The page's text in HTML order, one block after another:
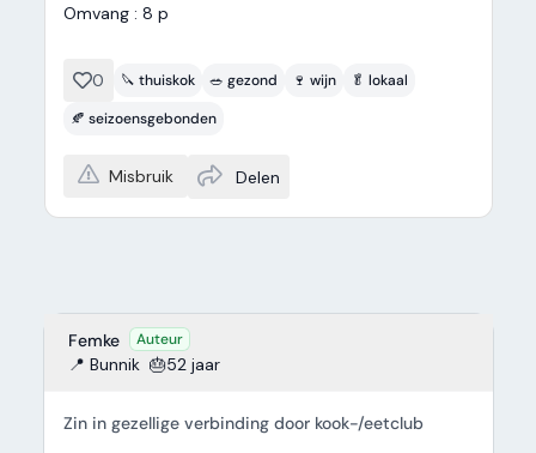
Omvang : 8 p
0 🔪 thuiskok 🥗 gezond 🍷 wijn
🥬 lokaal
🍂 seizoensgebonden
Misbruik Delen
Femke Auteur
📍 Bunnik 🎂52 jaar
Zin in gezellige verbinding door kook-/eetclub